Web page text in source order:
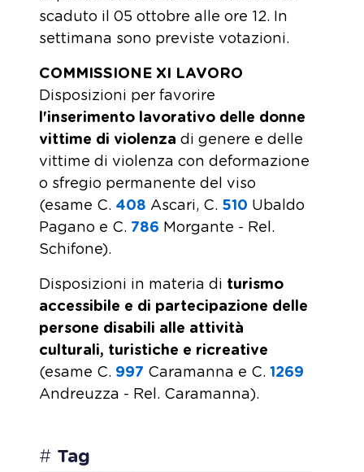
scaduto il 05 ottobre alle ore 12. In
settimana sono previste votazioni.
COMMISSIONE XI LAVORO
Disposizioni per favorire
l'inserimento lavorativo delle donne
vittime di violenza di genere e delle
vittime di violenza con deformazione
o sfregio permanente del viso
(esame C. 408 ​ Ascari, C. 510 ​ Ubaldo
Pagano e C. 786 ​ Morgante - Rel.
Schifone).
Disposizioni in materia di turismo
accessibile e di partecipazione delle
persone disabili alle attività
culturali, turistiche e ricreative
(esame C. 997 ​ Caramanna e C. 1269
Andreuzza - Rel. Caramanna).
# Tag